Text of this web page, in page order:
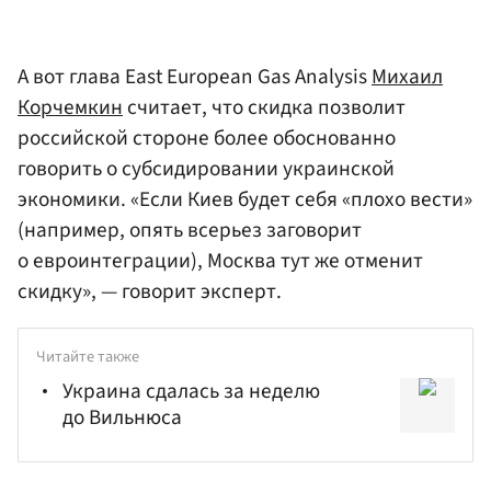
А вот глава East European Gas AnalysisМихаил
Корчемкинсчитает, что скидка позволит
российской стороне более обоснованно
говорить о субсидировании украинской
экономики. «Если Киев будет себя «плохо вести»
(например, опять всерьез заговорит
о евроинтеграции), Москва тут же отменит
скидку», — говорит эксперт.
Читайте также
Украина сдалась за неделю
до Вильнюса